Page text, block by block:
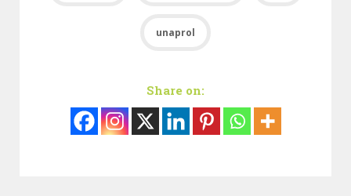
unaprol
Share on: